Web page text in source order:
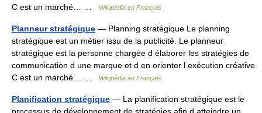
C est un marché… …
Wikipédia en Français
Planneur stratégique — Planning stratégique Le planning
stratégique est un métier issu de la publicité. Le planneur
stratégique est la personne chargée d élaborer les stratégies de
communication d une marque et d en orienter l exécution créative.
C est un marché… …
Wikipédia en Français
Planification stratégique — La planification stratégique est le
processus de développement de stratégies afin d atteindre un